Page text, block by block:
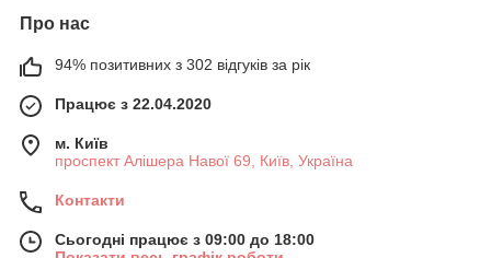
Про нас
94% позитивних з 302 відгуків за рік
Працює з 22.04.2020
м. Київ
проспект Алішера Навої 69, Київ, Україна
Контакти
Сьогодні працює з 09:00 до 18:00